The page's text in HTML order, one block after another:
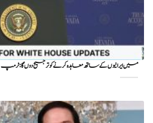
میں ایرانیوں کے ساتھ معاہدہ کرنے کو ترجیح دوں گا : ٹرمپ